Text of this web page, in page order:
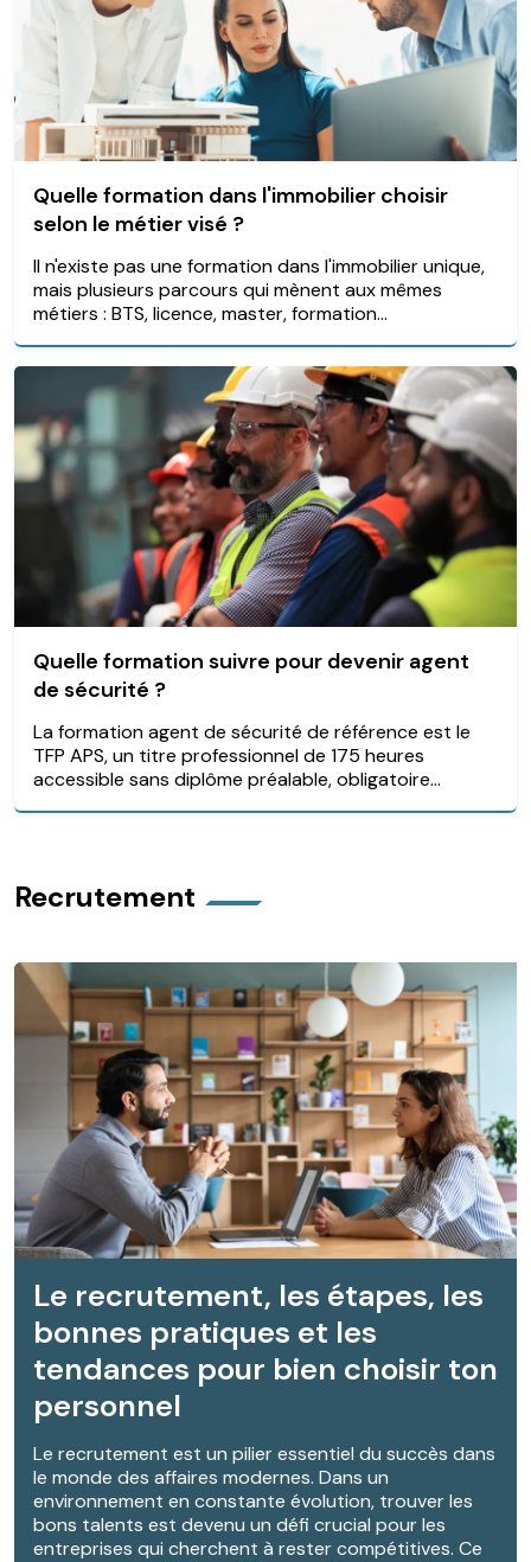
Quelle formation dans l'immobilier choisir
selon le métier visé ?
Il n'existe pas une formation dans l'immobilier unique,
mais plusieurs parcours qui mènent aux mêmes
métiers : BTS, licence, master, formation...
Quelle formation suivre pour devenir agent
de sécurité ?
La formation agent de sécurité de référence est le
TFP APS, un titre professionnel de 175 heures
accessible sans diplôme préalable, obligatoire...
Recrutement
Le recrutement, les étapes, les
bonnes pratiques et les
tendances pour bien choisir ton
personnel
Le recrutement est un pilier essentiel du succès dans
le monde des affaires modernes. Dans un
environnement en constante évolution, trouver les
bons talents est devenu un défi crucial pour les
entreprises qui cherchent à rester compétitives. Ce